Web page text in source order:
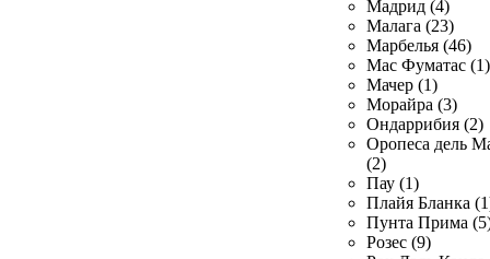
Мадрид (4)
Малага (23)
Марбелья (46)
Мас Фуматас (1)
Мачер (1)
Морайра (3)
Ондаррибия (2)
Оропеса дель
(2)
Пау (1)
Плайя Бланка
Пунта Прима
Розес (9)